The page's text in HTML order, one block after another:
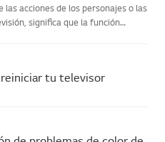
las acciones de los personajes o las
significa que la función
tu televisor